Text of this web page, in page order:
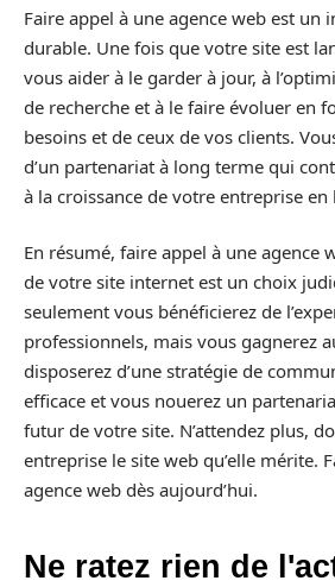
Faire appel à une agence web est un
durable. Une fois que votre site est
vous aider à le garder à jour, à
de recherche et à le faire évoluer en
besoins et de ceux de vos clients.
d’un partenariat à long terme qui
à la croissance de votre entreprise en
En résumé, faire appel à une agence
de votre site internet est un choix
seulement vous bénéficierez de
professionnels, mais vous gagnerez
disposerez d’une stratégie de
efficace et vous nouerez un
futur de votre site. N’attendez plus,
entreprise le site web qu’elle mérite.
agence web dès aujourd’hui.
Ne ratez rien de